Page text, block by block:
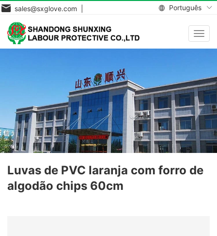
Português
sales@sxglove.com |
Luvas de PVC laranja com forro de
algodão chips 60cm